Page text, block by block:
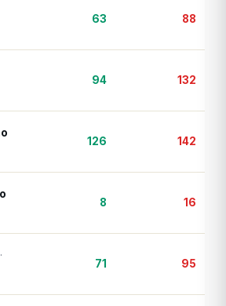
63 88
94 132
126 142
8 16
·
71 95